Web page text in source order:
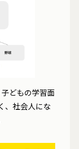
どもの学習面
、社会人にな